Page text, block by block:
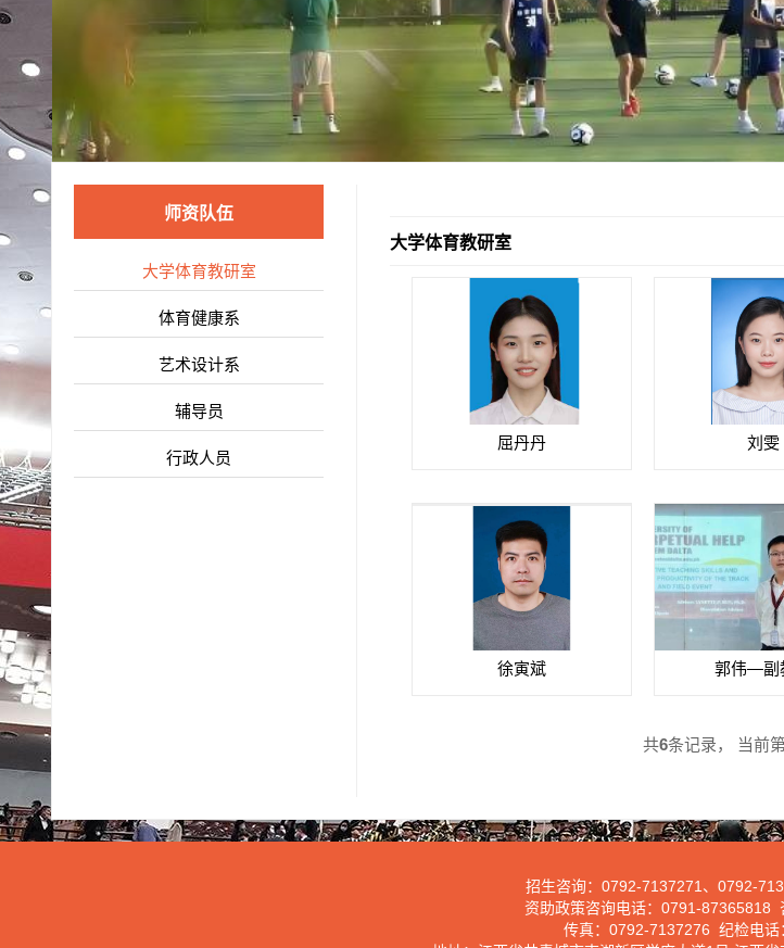
师资队伍
大学体育教研室
体育健康系
艺术设计系
辅导员
行政人员
大学体育教研室
屈丹丹 刘雯
徐寅斌 郭伟—副
共6条记录， 当前
招生咨询： 0792-7137271 、 0792-
资助政策咨询电话： 0791-87365818
传真： 0792-7137276 纪检电话